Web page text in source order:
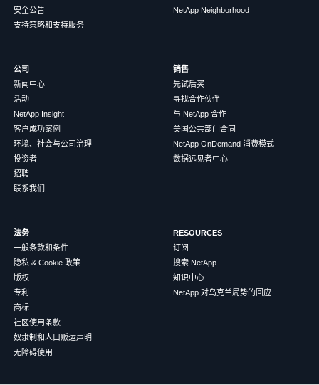
安全公告
支持策略和支持服务
NetApp Neighborhood
公司
新闻中心
活动
NetApp Insight
客户成功案例
环境、社会与公司治理
投资者
招聘
联系我们
销售
先试后买
寻找合作伙伴
与 NetApp 合作
美国公共部门合同
NetApp OnDemand 消费模式
数据远见者中心
法务
一般条款和条件
隐私 & Cookie 政策
版权
专利
商标
社区使用条款
奴隶制和人口贩运声明
无障碍使用
RESOURCES
订阅
搜索 NetApp
知识中心
NetApp 对乌克兰局势的回应